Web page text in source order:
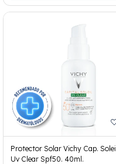
Protector Solar Vichy Cap. Soleil
Uv Clear Spf50. 40ml.